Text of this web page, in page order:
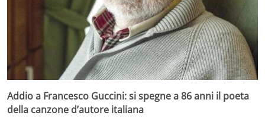
Addio a Francesco Guccini: si spegne a 86 anni il poeta
della canzone d’autore italiana